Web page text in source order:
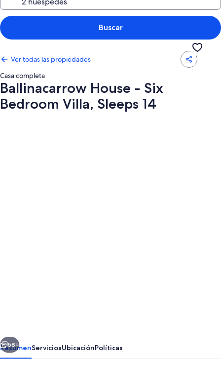
Buscar
Ver todas las propiedades
Casa completa
Ballinacarrow House - Six
Bedroom Villa, Sleeps 14
Bedroom
Villa,
Siguiente
58+
ResumenServiciosUbicaciónPolíticas